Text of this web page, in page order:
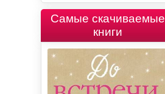
Самые скачиваемые
книги